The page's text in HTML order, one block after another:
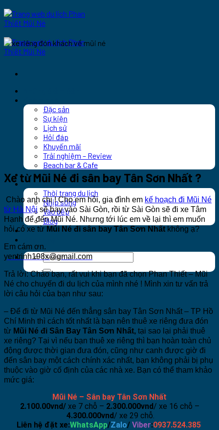
Bỏ
qua
nội
dung
Đặc sản
Sự kiện
Lịch sử
Hỏi đáp
Khuyến mãi
Trải nghiệm – Review
Beach bar & Cafe
Cẩm nang
Phong cách sống
Thời trang du lịch
Nhịp sống
Vào bếp
Blog
Du lịch đảo Phú Quý
Xe từ Mũi Né đi sân bay Tân Sơn Nhất ?
Chào anh chị ! Cho em hỏi, gia đình em kế hoạch đi Mũi Né
từ Hà Nội sẽ bay vào Sài Gòn, rồi từ Sài Gòn sẽ đi xe Tâm
Hạnh để đến Mũi Né. Nhưng tới lúc em về lại thì em muốn
hỏi có xe từ Mũi Né đi sân bay Tân Sơn Nhất không ạ?
Em cám ơn.
yentrinh198x@gmail.com
Trả lời: Chào bạn, rất vui khi bạn đã chọn Phan Thiết – Mũi
Né cho chuyến đi du lịch của mình nhé ! Mình xin tư vấn trả
lời câu hỏi của bạn như sau:
– Để đi từ Mũi Né đến thẳng sân bay Tân Sơn Nhất – TP Hồ
Chí Minh thì cách tốt nhất là bạn nên thuê xe riêng đưa đón
từ Mũi Né đi Sân Bay Tân Sơn Nhất, tại sao lại phải thuê
xe riêng? Tại vì nếu bạn thuê xe riêng thì bạn hoàn toàn chủ
động được thời gian đưa đón, cũng như canh được giờ đi
đến sân bay một cách chính xác nhất, bạn không phải bị phụ
thuộc vào giờ cố định của các nhà xe. Bạn có thể tham khảo
mức giá:
Mũi Né – Sân bay Tân Sơn Nhất
2.100.00vnd/xe 7 chỗ – 2.300.000vnd/ xe 16 chỗ –
4.300.000vnd/ xe 29 chỗ.
Liên hệ đặt xe:WhatsApp/Zalo/ Viber:0937.524.385